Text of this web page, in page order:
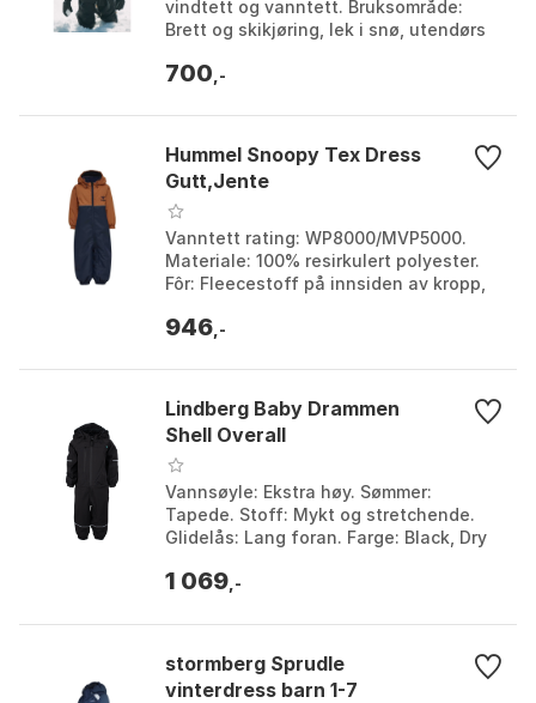
vindtett og vanntett. Bruksområde:
Brett og skikjøring, lek i snø, utendørs
vår. Farg...
700 ,-
Hummel Snoopy Tex Dress
Gutt,Jente
Vanntett rating: WP8000/MVP5000.
Materiale: 100% resirkulert polyester.
Fôr: Fleecestoff på innsiden av kropp,
Avtakbar hette...
946 ,-
Lindberg Baby Drammen
Shell Overall
Vannsøyle: Ekstra høy. Sømmer:
Tapede. Stoff: Mykt og stretchende.
Glidelås: Lang foran. Farge: Black, Dry
1 069 ,-
stormberg Sprudle
vinterdress barn 1-7